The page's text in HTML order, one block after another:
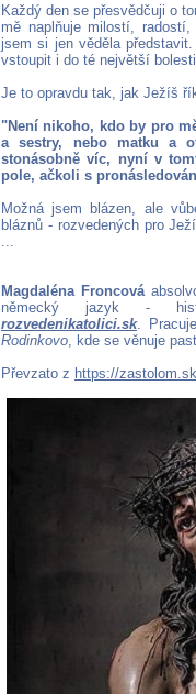
Každý den se přesvědčuji o
mě naplňuje milostí,
jsem si jen věděla
vstoupit i do té největší
Je to opravdu tak, jak Ježíš
"Není nikoho, kdo by pro
a sestry, nebo matku a
stonásobně víc, nyní v
pole, ačkoli s
Možná jsem blázen, ale
bláznů - rozvedených pro
...
Magdaléna Froncová
německý jazyk -
rozvedenikatolici.sk.
Rodinkovo, kde se věnuje
Převzato z https://